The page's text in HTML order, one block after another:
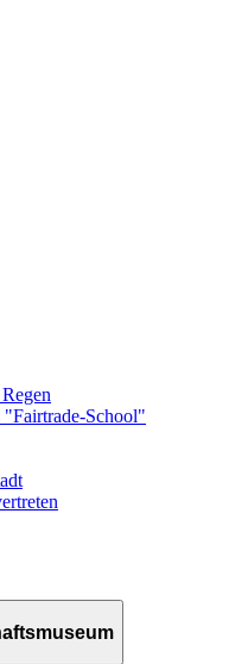
"Fairtrade-School"